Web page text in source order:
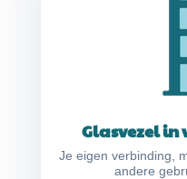
Glasvezel
Je eigen verbinding,
andere